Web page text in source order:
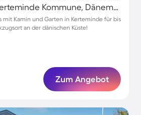
Kerteminde, Kerteminde Kommune, Dänemark
mit Kamin und Garten in Kerteminde für bis
an der dänischen Küste!
Zum Angebot